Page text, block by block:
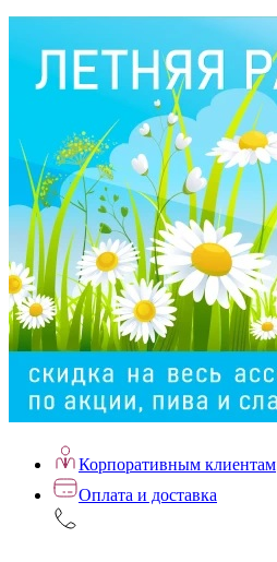
Корпоративным клиентам
Оплата и доставка